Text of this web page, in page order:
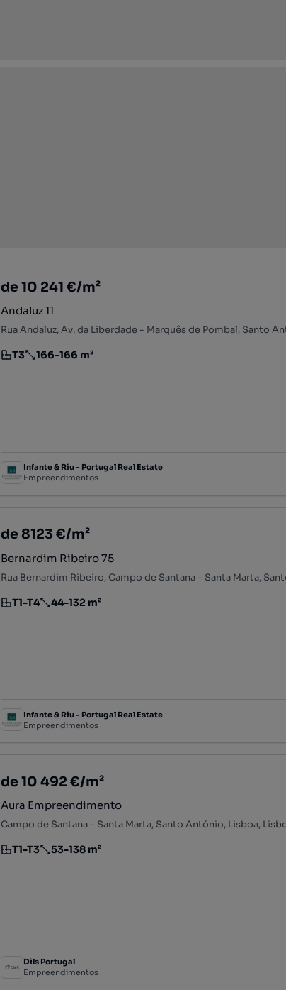
de 10 241 €/m²
Andaluz 11
Tipologia
T3
Preço por metro quadrado
166-166 m²
Infante & Riu - Portugal Real Estate
Empreendimentos
de 8123 €/m²
Bernardim Ribeiro 75
Tipologia
T1-T4
Preço por metro quadrado
44-132 m²
Infante & Riu - Portugal Real Estate
Empreendimentos
de 10 492 €/m²
Aura Empreendimento
Campo de Santana - Santa Marta, Santo António, Lisboa,
Tipologia
T1-T3
Preço por metro quadrado
53-138 m²
Dils Portugal
Empreendimentos